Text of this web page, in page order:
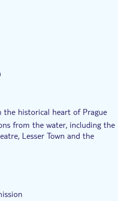
the historical heart of Prague
from the water, including the
Lesser Town and the
ride away from the tourists